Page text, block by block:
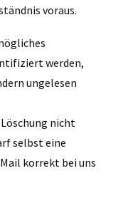
voraus.
werden,
ungelesen
nicht
selbst eine
korrekt bei uns